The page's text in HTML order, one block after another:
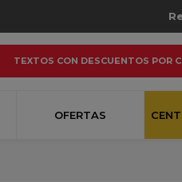
TEXTOS CON DESCUENTOS POR
OFERTAS